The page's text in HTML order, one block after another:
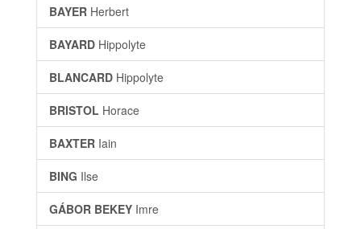
BAYER Herbert
BAYARD Hippolyte
BLANCARD Hippolyte
BRISTOL Horace
BAXTER Iain
BING Ilse
GÁBOR BEKEY Imre